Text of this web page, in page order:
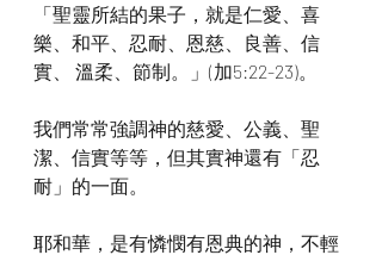
「聖靈所結的果子，就是仁愛、喜
樂、和平、忍耐、恩慈、良善、信
實、 溫柔、節制。」(加5:22-23)。
我們常常強調神的慈愛、公義、聖
潔、信實等等，但其實神還有「忍
耐」的一面。
耶和華，是有憐憫有恩典的神，不輕